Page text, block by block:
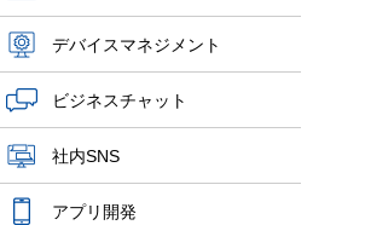
デバイスマネジメント
ビジネスチャット
社内SNS
アプリ開発